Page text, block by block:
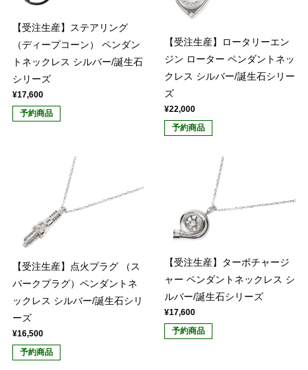
【受注生産】ステアリング
（ディープコーン） ペンダン
トネックレス シルバー/誕生石
シリーズ
¥17,600
予約商品
【受注生産】ロータリーエン
ジン ローター ペンダントネッ
クレス シルバー/誕生石シリー
ズ
¥22,000
予約商品
【受注生産】点火プラグ （ス
パークプラグ）ペンダントネ
ックレス シルバー/誕生石シリ
ーズ
¥16,500
予約商品
【受注生産】ターボチャージ
ャー ペンダントネックレス シ
ルバー/誕生石シリーズ
¥17,600
予約商品